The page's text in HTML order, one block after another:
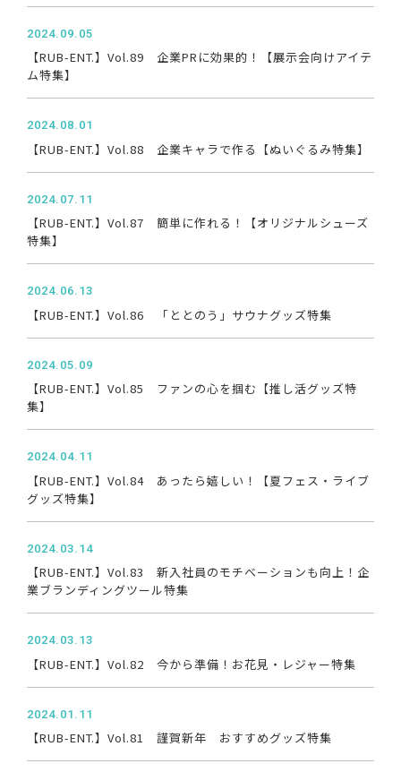
2024.09.05
【RUB-ENT.】Vol.89 企業PRに効果的！【展示会向けアイテ
ム特集】
2024.08.01
【RUB-ENT.】Vol.88 企業キャラで作る【ぬいぐるみ特集】
2024.07.11
【RUB-ENT.】Vol.87 簡単に作れる！【オリジナルシューズ
特集】
2024.06.13
【RUB-ENT.】Vol.86 「ととのう」サウナグッズ特集
2024.05.09
【RUB-ENT.】Vol.85 ファンの心を掴む【推し活グッズ特
集】
2024.04.11
【RUB-ENT.】Vol.84 あったら嬉しい！【夏フェス・ライブ
グッズ特集】
2024.03.14
【RUB-ENT.】Vol.83 新入社員のモチベーションも向上！企
業ブランディングツール特集
2024.03.13
【RUB-ENT.】Vol.82 今から準備！お花見・レジャー特集
2024.01.11
【RUB-ENT.】Vol.81 謹賀新年 おすすめグッズ特集